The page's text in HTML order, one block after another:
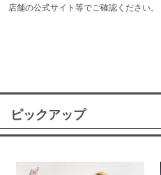
店舗の公式サイト等でご確認ください。
ピックアップ